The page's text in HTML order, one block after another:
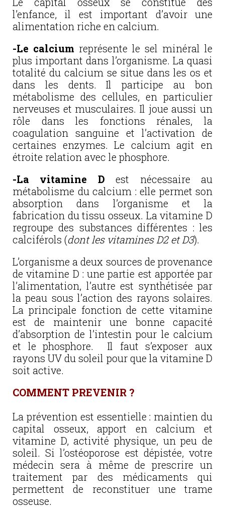
l’enfance, il est important d’avoir une
alimentation riche en calcium.
-Le calcium représente le sel minéral le
plus important dans l’organisme. La quasi
totalité du calcium se situe dans les os et
dans les dents. Il participe au bon
métabolisme des cellules, en particulier
nerveuses et musculaires. Il joue aussi un
rôle dans les fonctions rénales, la
coagulation sanguine et l’activation de
certaines enzymes. Le calcium agit en
étroite relation avec le phosphore.
-La vitamine D
est nécessaire au
métabolisme du calcium : elle permet son
absorption dans l’organisme et la
fabrication du tissu osseux. La vitamine D
regroupe des substances différentes : les
calciférols (dont les vitamines D2 et D3).
L’organisme a deux sources de provenance
de vitamine D : une partie est apportée par
l’alimentation, l’autre est synthétisée par
la peau sous l’action des rayons solaires.
La principale fonction de cette vitamine
est de maintenir une bonne capacité
d’absorption de l’intestin pour le calcium
et le phosphore. Il faut s’exposer aux
rayons UV du soleil pour que la vitamine D
soit active.
COMMENT PREVENIR ?
La prévention est essentielle : maintien du
capital osseux, apport en calcium et
vitamine D, activité physique, un peu de
soleil. Si l’ostéoporose est dépistée, votre
médecin sera à même de prescrire un
traitement par des médicaments qui
permettent de reconstituer une trame
osseuse.